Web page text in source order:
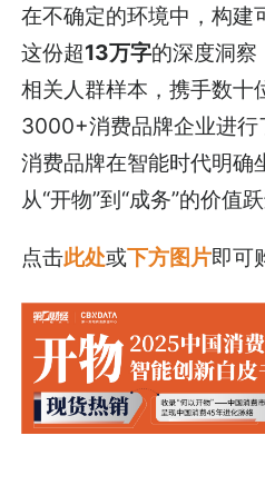
在不确定的环境中，构建
这份超13万字的深度洞察
相关人群样本，携手数十
3000+消费品牌企业进行
消费品牌在智能时代明确
从“开物”到“成务”的价值跃
点击此处或下方图片即可